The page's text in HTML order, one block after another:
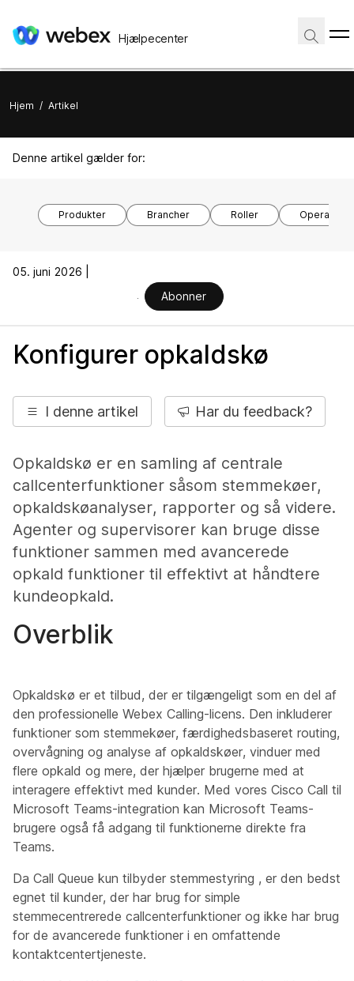
Hjælpecenter
Hjem / Artikel
Denne artikel gælder for:
Produkter Brancher Roller
05. juni 2026 |
Abonner
Konfigurer opkaldskø
I denne artikel Har du feedback?
Opkaldskø er en samling af centrale
callcenterfunktioner såsom stemmekøer,
opkaldskøanalyser, rapporter og så videre.
Agenter og supervisorer kan bruge disse
funktioner sammen med avancerede
opkald funktioner til effektivt at håndtere
kundeopkald.
Overblik
Opkaldskø er et tilbud, der er tilgængeligt som en del af
den professionelle Webex Calling-licens. Den inkluderer
funktioner som stemmekøer, færdighedsbaseret routing,
overvågning og analyse af opkaldskøer, vinduer med
flere opkald og mere, der hjælper brugerne med at
interagere effektivt med kunder. Med vores Cisco Call til
Microsoft Teams-integration kan Microsoft Teams-
brugere også få adgang til funktionerne direkte fra
Teams.
Da Call Queue kun tilbyder stemmestyring , er den bedst
egnet til kunder, der har brug for simple
stemmecentrerede callcenterfunktioner og ikke har brug
for de avancerede funktioner i en omfattende
kontaktcentertjeneste.